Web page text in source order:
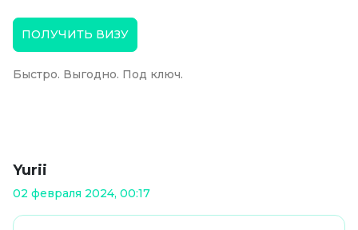
ПОЛУЧИТЬ ВИЗУ
Быстро. Выгодно. Под ключ.
Yurii
02 февраля 2024, 00:17